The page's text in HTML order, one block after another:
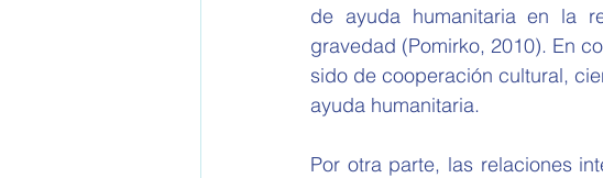
de ayuda humanitaria en la
gravedad (Pomirko, 2010). En
sido de cooperación cultural,
ayuda humanitaria.
Por otra parte, las relaciones